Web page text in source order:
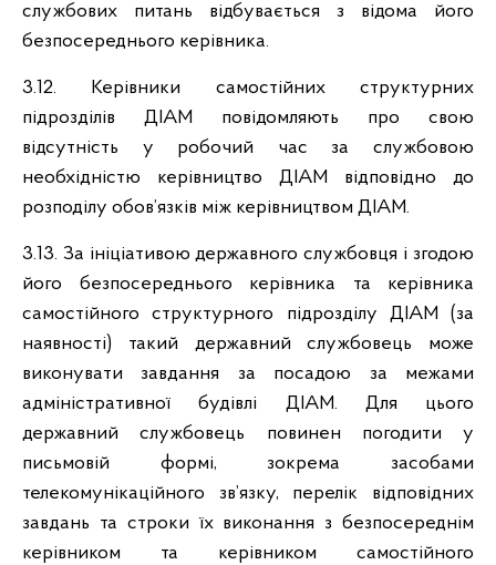
службових питань відбувається з відома його
безпосереднього керівника.
3.12. Керівники самостійних структурних
підрозділів ДІАМ повідомляють про свою
відсутність у робочий час за службовою
необхідністю керівництво ДІАМ відповідно до
розподілу обов’язків між керівництвом ДІАМ.
3.13. За ініціативою державного службовця і згодою
його безпосереднього керівника та керівника
самостійного структурного підрозділу ДІАМ (за
наявності) такий державний службовець може
виконувати завдання за посадою за межами
адміністративної будівлі ДІАМ. Для цього
державний службовець повинен погодити у
письмовій формі, зокрема засобами
телекомунікаційного зв’язку, перелік відповідних
завдань та строки їх виконання з безпосереднім
керівником та керівником самостійного